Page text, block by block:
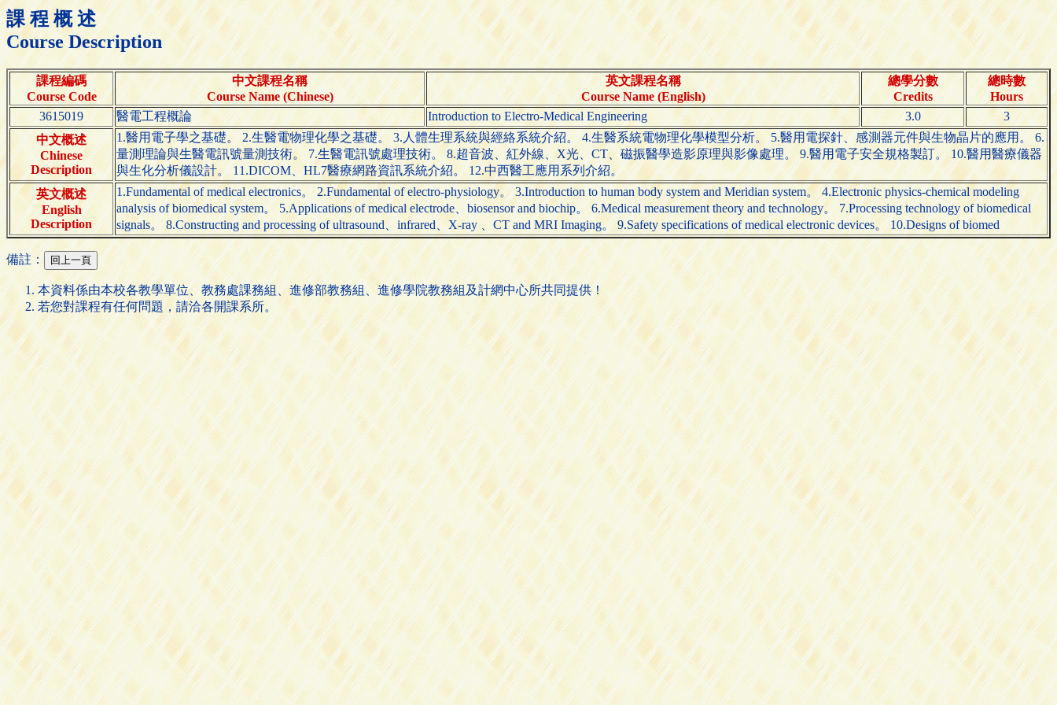
課 程 概 述
Course Description
課程編碼
Course Code
中文課程名稱
Course Name (Chinese)
英文課程名稱
Course Name (English)
總學分數
Credits
總時數
Hours
3615019
醫電工程概論 Introduction to Electro-Medical Engineering 3.0
3
中文概述
Chinese
Description
1.醫用電子學之基礎。 2.生醫電物理化學之基礎。 3.人體生理系統與經絡系統介紹。 4.生醫系統電物理化學模型分析。 5.醫用電探針、感測器元件與生物晶片的應用。 6.
量測理論與生醫電訊號量測技術。 7.生醫電訊號處理技術。 8.超音波、紅外線、X光、CT、磁振醫學造影原理與影像處理。 9.醫用電子安全規格製訂。 10.醫用醫療儀器
與生化分析儀設計。 11.DICOM、HL7醫療網路資訊系統介紹。 12.中西醫工應用系列介紹。
英文概述
English
Description
1.Fundamental of medical electronics。 2.Fundamental of electro-physiology。 3.Introduction to human body system and Meridian system。 4.Electronic physics-chemical modeling
analysis of biomedical system。 5.Applications of medical electrode、biosensor and biochip。 6.Medical measurement theory and technology。 7.Processing technology of biomedical
signals。 8.Constructing and processing of ultrasound、infrared、X-ray 、CT and MRI Imaging。 9.Safety specifications of medical electronic devices。 10.Designs of biomed
備註：
本資料係由本校各教學單位、教務處課務組、進修部教務組、進修學院教務組及計網中心所共同提供！
若您對課程有任何問題，請洽各開課系所。